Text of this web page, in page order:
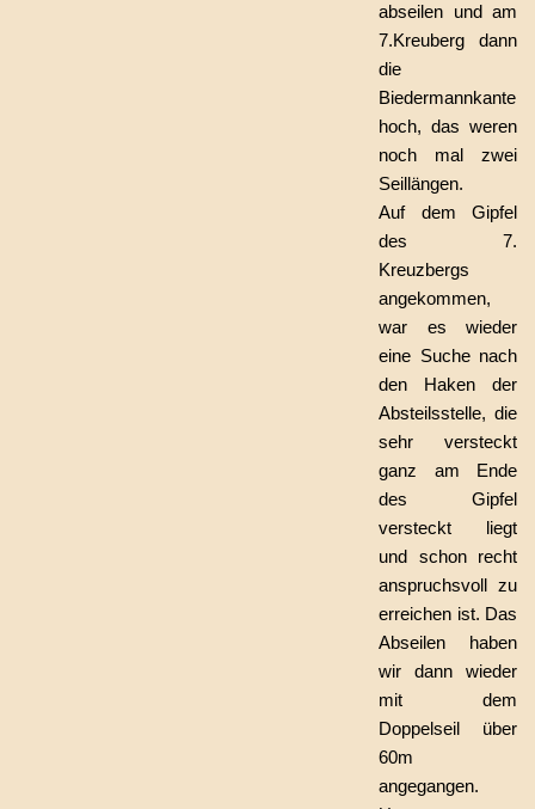
abseilen und am
7.Kreuberg dann
die
Biedermannkante
hoch, das weren
noch mal zwei
Seillängen.
Auf dem Gipfel
des 7.
Kreuzbergs
angekommen,
war es wieder
eine Suche nach
den Haken der
Absteilsstelle, die
sehr versteckt
ganz am Ende
des Gipfel
versteckt liegt
und schon recht
anspruchsvoll zu
erreichen ist. Das
Abseilen haben
wir dann wieder
mit dem
Doppelseil über
60m
angegangen.